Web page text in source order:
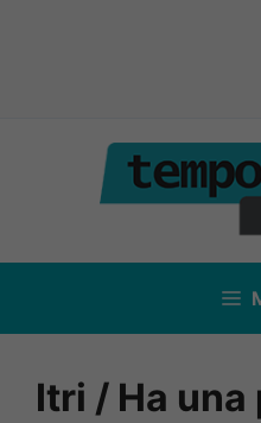
contenuto
Itri / Ha